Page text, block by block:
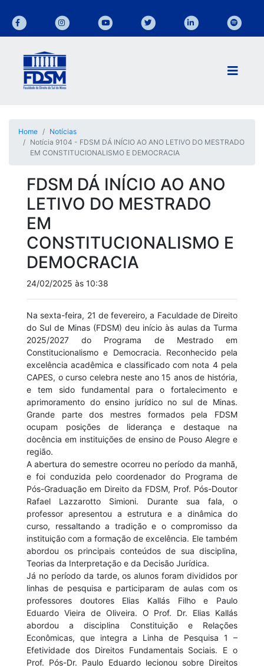
Home
Notícias
Notícia 9104 - FDSM DÁ INÍCIO AO ANO LETIVO DO MESTRADO
EM CONSTITUCIONALISMO E DEMOCRACIA
FDSM DÁ INÍCIO AO ANO
LETIVO DO MESTRADO
EM
CONSTITUCIONALISMO E
DEMOCRACIA
24/02/2025 às 10:38
Na sexta-feira, 21 de fevereiro, a Faculdade de Direito
do Sul de Minas (FDSM) deu início às aulas da Turma
2025/2027 do Programa de Mestrado em
Constitucionalismo e Democracia. Reconhecido pela
excelência acadêmica e classificado com nota 4 pela
CAPES, o curso celebra neste ano 15 anos de história,
e tem sido fundamental para o fortalecimento e
aprimoramento do ensino jurídico no sul de Minas.
Grande parte dos mestres formados pela FDSM
ocupam posições de liderança e destaque na
docência em instituições de ensino de Pouso Alegre e
região.
A abertura do semestre ocorreu no período da manhã,
e foi conduzida pelo coordenador do Programa de
Pós-Graduação em Direito da FDSM, Prof. Pós-Doutor
Rafael Lazzarotto Simioni. Durante sua fala, o
professor apresentou a estrutura e a dinâmica do
curso, ressaltando a tradição e o compromisso da
instituição com a formação de excelência. Ele também
abordou os principais conteúdos de sua disciplina,
Teorias da Interpretação e da Decisão Jurídica.
Já no período da tarde, os alunos foram divididos por
linhas de pesquisa e participaram de aulas com os
professores doutores Elias Kallás Filho e Paulo
Eduardo Vieira de Oliveira. O Prof. Dr. Elias Kallás
abordou a disciplina Constituição e Relações
Econômicas, que integra a Linha de Pesquisa 1 –
Efetividade dos Direitos Fundamentais Sociais. E o
Prof. Pós-Dr. Paulo Eduardo lecionou sobre Direitos